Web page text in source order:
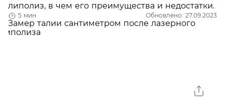
5 мин Обновлено: 27.09.2023
липолиз, в чем его преимущества и недостатки.